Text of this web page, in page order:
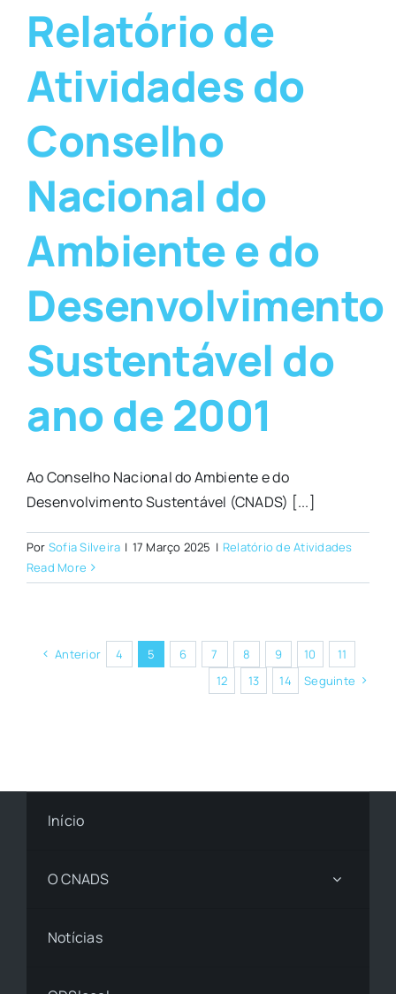
Relatório de
Atividades do
Conselho
Nacional do
Ambiente e do
Desenvolvimento
Sustentável do
ano de 2001
Ao Conselho Nacional do Ambiente e do
Desenvolvimento Sustentável (CNADS) [...]
Por Sofia Silveira | 17 Março 2025 | Relatório de Atividades
Read More
Anterior 4 5 6 7 8 9 10
11
12
13 14 Seguinte
Início
O CNADS
Notícias